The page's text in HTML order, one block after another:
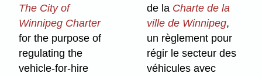
The City of
Winnipeg Charter
for the purpose of
regulating the
vehicle-for-hire
de la Charte de la
ville de Winnipeg,
un règlement pour
régir le secteur des
véhicules avec